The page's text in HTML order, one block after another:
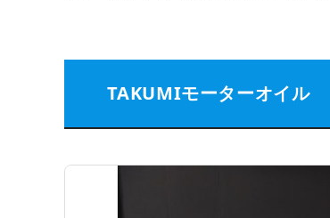
TAKUMIモーターオイル